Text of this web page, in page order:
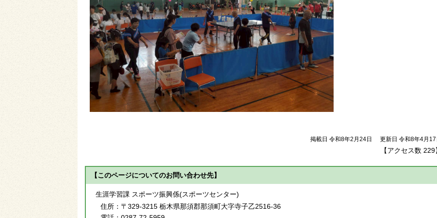
掲載日 令和8年2月24日 更新日 令和8年4月
【アクセス数 229
【このページについてのお問い合わせ先】
生涯学習課 スポーツ振興係(スポーツセンター)
住所： 〒329-3215 栃木県那須郡那須町大字寺子乙2516-36